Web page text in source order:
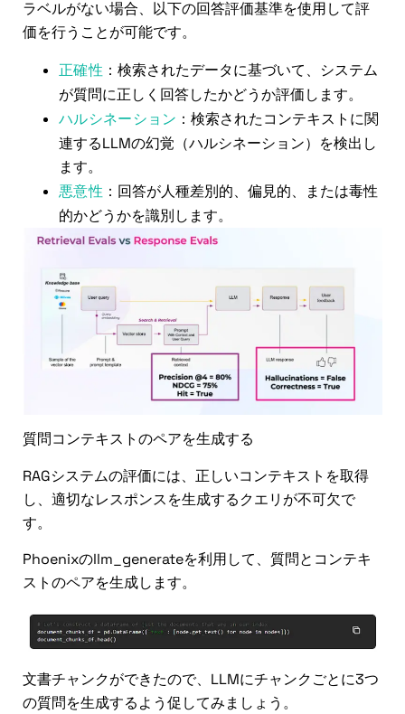
ラベルがない場合、以下の回答評価基準を使用して評
価を行うことが可能です。
正確性 ：検索されたデータに基づいて、システム
が質問に正しく回答したかどうか評価します。
ハルシネーション ：検索されたコンテキストに関
連するLLMの幻覚（ハルシネーション）を検出し
ます。
悪意性 ：回答が人種差別的、偏見的、または毒性
的かどうかを識別します。
質問コンテキストのペアを生成する
RAGシステムの評価には、正しいコンテキストを取得
し、適切なレスポンスを生成するクエリが不可欠で
す。
Phoenixのllm_generateを利用して、質問とコンテキ
ストのペアを生成します。
文書チャンクができたので、LLMにチャンクごとに3つ
の質問を生成するよう促してみましょう。